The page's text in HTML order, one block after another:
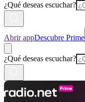
¿Qué deseas escuchar?
Abrir appDescubre Prime
¿Qué deseas escuchar?